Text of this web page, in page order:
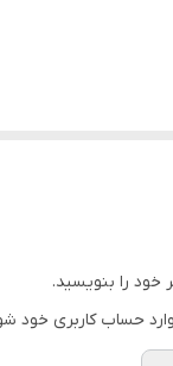
و بویی به
را بنویسید.
حساب کاربری خود